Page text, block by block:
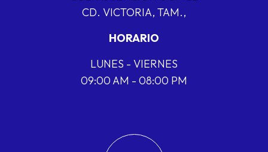
CD. VICTORIA, TAM.,
HORARIO
LUNES - VIERNES
09:00 AM - 08:00 PM